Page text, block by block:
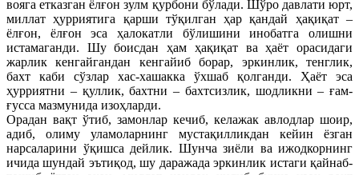
вояга етказган ёлғон зулм қурбони бўлади. Шўро давлати юрт,
миллат ҳурриятига қарши тўқилган ҳар қандай ҳақиқат –
ёлғон, ёлғон эса ҳалокатли бўлишини инобатга олишни
истамаганди. Шу боисдан ҳам ҳақиқат ва ҳаёт орасидаги
жарлик кенгайгандан кенгайиб борар, эркинлик, тенглик,
бахт каби сўзлар хас-хашакка ўхшаб қолганди. Ҳаёт эса
ҳурриятни – қуллик, бахтни – бахтсизлик, шодликни – ғам-
ғусса мазмунида изоҳларди.
Орадан вақт ўтиб, замонлар кечиб, келажак авлодлар шоир,
адиб, олиму уламоларнинг мустақилликдан кейин ёзган
нарсаларини ўқишса дейлик. Шунча зиёли ва ижодкорнинг
ичида шундай эътиқод, шу даражада эркинлик истаги қайнаб-